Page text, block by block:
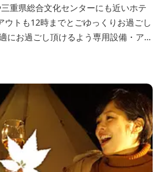
重県総合文化センターにも近いホテ
ウトも12時までとごゆっくりお過ごし
ジネスマンに最適なパソコン・プリ
様な部屋タイプ・サービスをご用
いたします。 また１Fにはカ